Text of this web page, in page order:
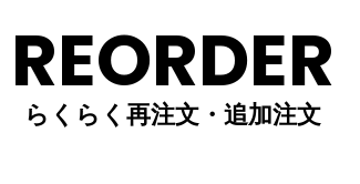
REORDER
らくらく再注文・追加注文